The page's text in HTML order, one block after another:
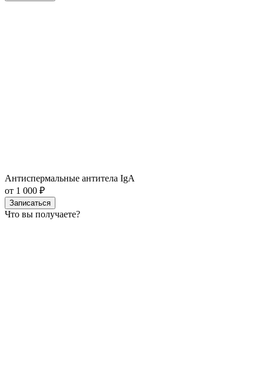
Антиспермальные антитела IgA
от 1 000 ₽
Записаться
Что вы получаете?